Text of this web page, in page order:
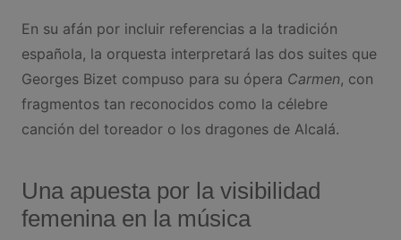
En su afán por incluir referencias a la tradición
española, la orquesta interpretará las dos suites que
Georges Bizet compuso para su ópera Carmen, con
fragmentos tan reconocidos como la célebre
canción del toreador o los dragones de Alcalá.
Una apuesta por la visibilidad
femenina en la música